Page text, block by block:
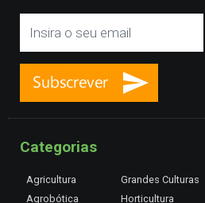
Categorias
Agricultura
Agrobótica
Grandes Culturas
Horticultura